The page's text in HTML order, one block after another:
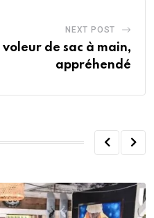
NEXT POST
de sac à main,
appréhendé